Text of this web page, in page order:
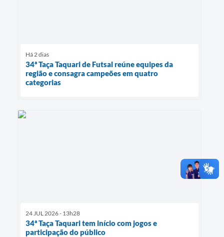
Há 2 dias
34ª Taça Taquari de Futsal reúne equipes da
região e consagra campeões em quatro
categorias
24 JUL 2026 - 13h28
34ª Taça Taquari tem início com jogos e
participação do público